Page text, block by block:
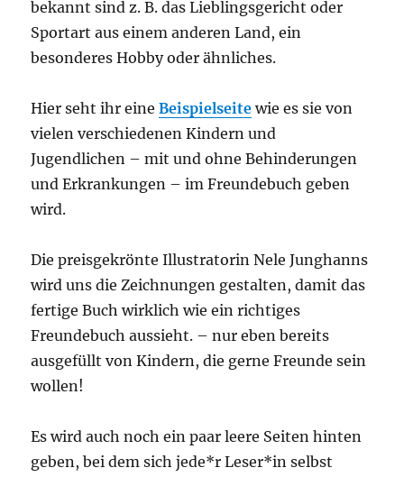
bekannt sind z. B. das Lieblingsgericht oder
Sportart aus einem anderen Land, ein
besonderes Hobby oder ähnliches.
Hier seht ihr eineBeispielseite wie es sie von
vielen verschiedenen Kindern und
Jugendlichen – mit und ohne Behinderungen
und Erkrankungen – im Freundebuch geben
wird.
Die preisgekrönte Illustratorin Nele Junghanns
wird uns die Zeichnungen gestalten, damit das
fertige Buch wirklich wie ein richtiges
Freundebuch aussieht. – nur eben bereits
ausgefüllt von Kindern, die gerne Freunde sein
wollen!
Es wird auch noch ein paar leere Seiten hinten
geben, bei dem sich jede*r Leser*in selbst